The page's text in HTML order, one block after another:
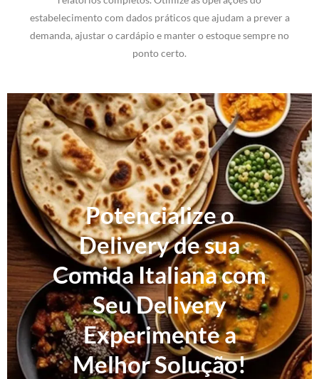
estabelecimento com dados práticos que ajudam a prever a
demanda, ajustar o cardápio e manter o estoque sempre no
ponto certo.
Potencialize o
Delivery de sua
Comida Italiana com
Seu Delivery
Experimente a
Melhor Solução!